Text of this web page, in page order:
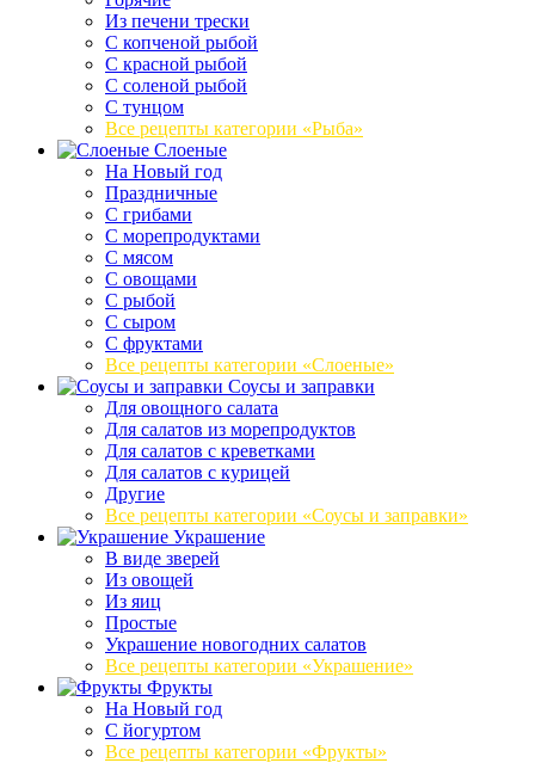
Из печени трески
С копченой рыбой
С красной рыбой
С соленой рыбой
С тунцом
Все рецепты категории «Рыба»
Слоеные
На Новый год
Праздничные
С грибами
С морепродуктами
С мясом
С овощами
С рыбой
С сыром
С фруктами
Все рецепты категории «Слоеные»
Соусы и заправки
Для овощного салата
Для салатов из морепродуктов
Для салатов с креветками
Для салатов с курицей
Другие
Все рецепты категории «Соусы и заправки»
Украшение
В виде зверей
Из овощей
Из яиц
Простые
Украшение новогодних салатов
Все рецепты категории «Украшение»
Фрукты
На Новый год
С йогуртом
Все рецепты категории «Фрукты»